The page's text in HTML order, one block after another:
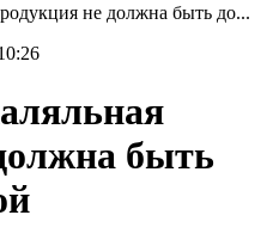
не должна быть до...
быть